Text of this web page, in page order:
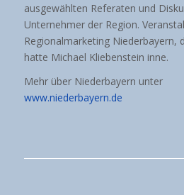
ausgewählten Referaten und
Unternehmer der Region.
Regionalmarketing Niederbayern,
hatte Michael Kliebenstein inne.
Mehr über Niederbayern unter
www.niederbayern.de